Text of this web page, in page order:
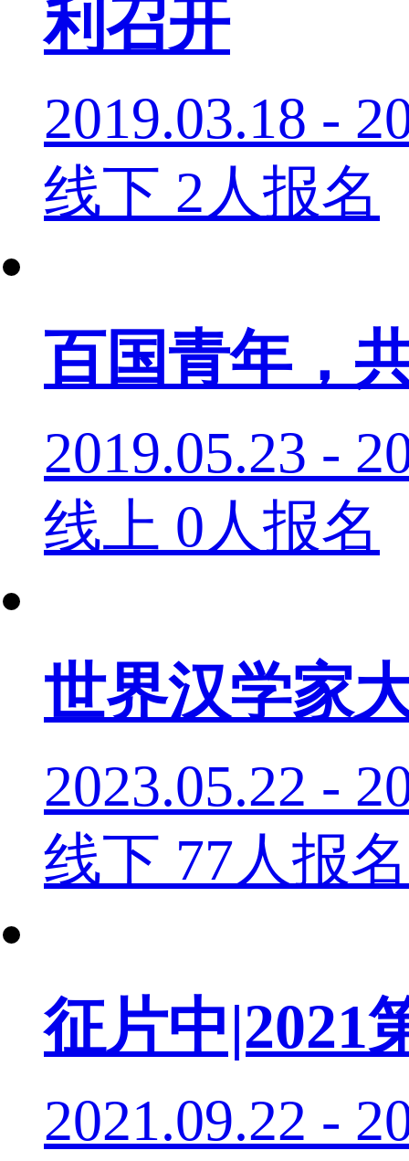
利召开
2019.03.18 -
线下 2人报名
百国青年，
2019.05.23 -
线上 0人报名
世界汉学家
2023.05.22 -
线下 77人报名
征片中|2021
2021.09.22 -